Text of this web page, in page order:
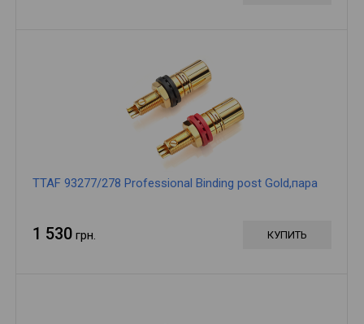
TTAF 93277/278 Professional Binding post Gold,пара
1 530 грн. КУПИТЬ